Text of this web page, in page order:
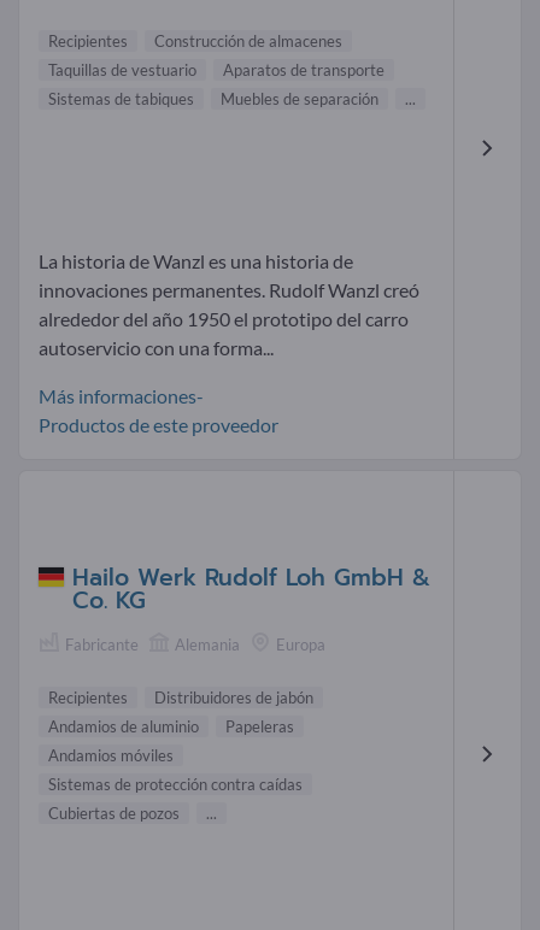
Recipientes
Construcción de almacenes
Taquillas de vestuario
Aparatos de transporte
Sistemas de tabiques
Muebles de separación ...
La historia de Wanzl es una historia de
innovaciones permanentes. Rudolf Wanzl creó
alrededor del año 1950 el prototipo del carro
autoservicio con una forma...
Más informaciones-
Productos de este proveedor
Hailo Werk Rudolf Loh GmbH &
Co. KG
Fabricante Alemania Europa
Recipientes
Distribuidores de jabón
Andamios de aluminio
Papeleras
Andamios móviles
Sistemas de protección contra caídas
Cubiertas de pozos
...